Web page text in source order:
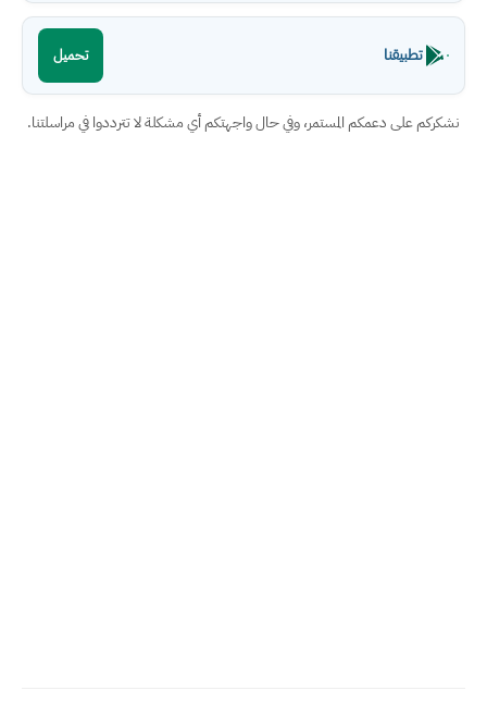
تطبيقنا تحميل
نشكركم على دعمكم المستمر، وفي حال واجهتكم أي مشكلة لا تترددوا في مراسلتنا.